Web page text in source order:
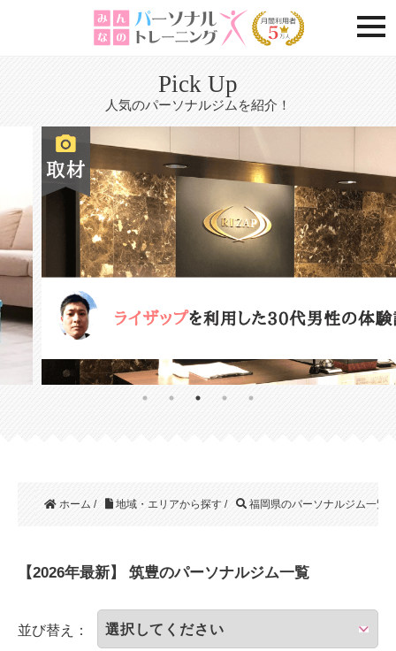
Pick Up
人気のパーソナルジムを紹介！
ホーム / 地域・エリアから探す / 福岡県のパーソナルジム一覧
【2026年最新】 筑豊のパーソナルジム一覧
並び替え：